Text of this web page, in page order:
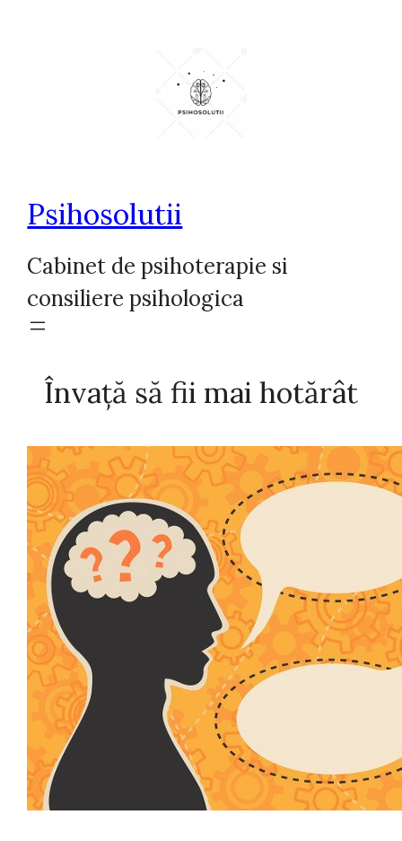
Psihosolutii
Cabinet de psihoterapie si
consiliere psihologica
Învață să fii mai hotărât